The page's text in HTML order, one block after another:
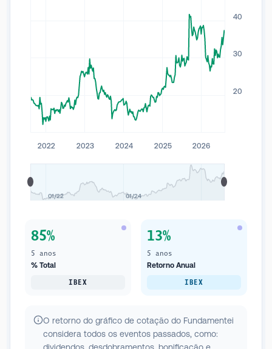
2022 2023 2024 2025 2026
01/22 01/24
20
30
40
85%
5 anos
% Total
IBEX
13%
5 anos
Retorno Anual
IBEX
O retorno do gráfico de cotação do Fundamentei
considera todos os eventos passados, como: